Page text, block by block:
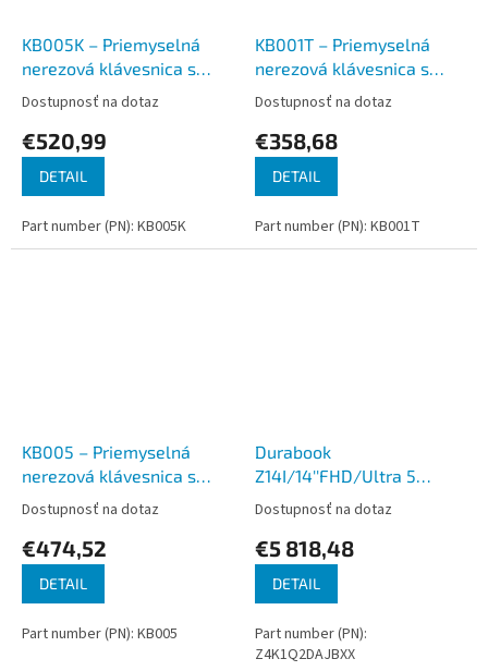
KB005K – Priemyselná
nerezová klávesnica s
trackballom do zástavby,
CZ, USB, IP65
Dostupnosť na dotaz
€520,99
DETAIL
Part number (PN): KB005K
KB001T – Priemyselná
nerezová klávesnica s
touchpadom do zástavby,
CZ, USB, IP65
Dostupnosť na dotaz
€358,68
DETAIL
Part number (PN): KB001T
KB005 – Priemyselná
nerezová klávesnica s
trackballom do zástavby,
CZ, USB, IP65
Dostupnosť na dotaz
€474,52
DETAIL
Part number (PN): KB005
Durabook
Z14I/14''FHD/Ultra 5
125U/16GB/256GB/WIN
Dostupnosť na dotaz
€5 818,48
DETAIL
Part number (PN):
Z4K1Q2DAJBXX